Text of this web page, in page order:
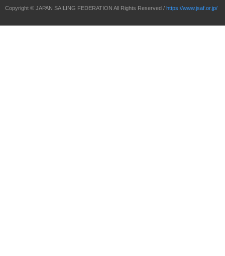
Copyright © JAPAN SAILING FEDERATION All Rights Reserved / https://www.jsaf.or.jp/